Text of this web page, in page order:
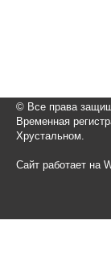
© Все права
Временная
Хрустальном.
Сайт работает на